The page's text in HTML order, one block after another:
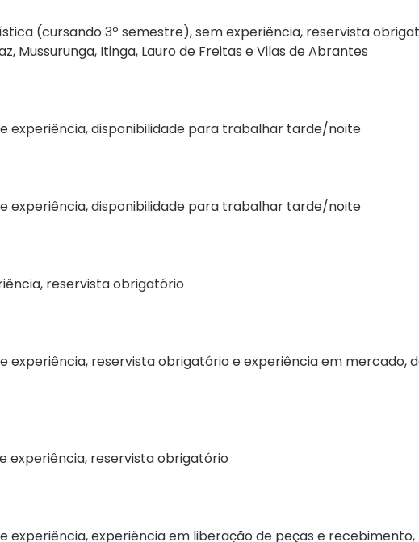
(cursando 3º semestre), sem experiência, reservista
Mussurunga, Itinga, Lauro de Freitas e Vilas de Abrantes
experiência, disponibilidade para trabalhar tarde/noite
experiência, disponibilidade para trabalhar tarde/noite
reservista obrigatório
experiência, reservista obrigatório e experiência em mercado,
experiência, reservista obrigatório
experiência, experiência em liberação de peças e